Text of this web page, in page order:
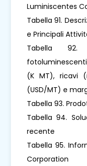
Luminiscentes
Tabella 91.
e Principali
Tabella 92.
(K MT), ricavi
(USD/MT) e
Tabella 93.
Tabella 94.
recente
Tabella 95.
Corporation